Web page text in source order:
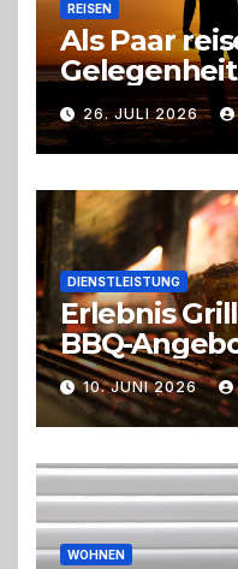
REISEN
Als Paar
zu26. JULI 2026
DIENSTLEISTUNG
Erlebnis
BBQ-
perfekten
Trend zu
Live-
10. JUNI 2026
WOHNEN